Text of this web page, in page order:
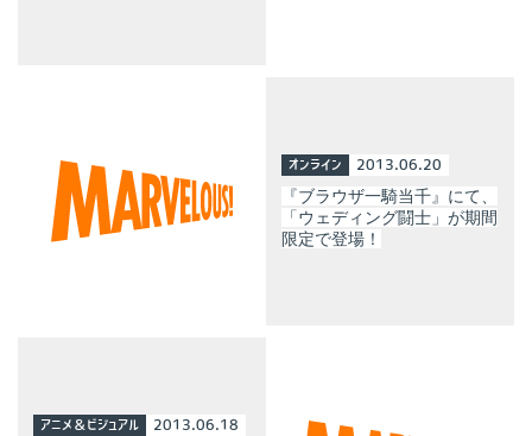
オンライン 2013.06.20
『ブラウザ一騎当千』にて、
「ウェディング闘士」が期間
限定で登場！
アニメ＆ビジュアル 2013.06.18